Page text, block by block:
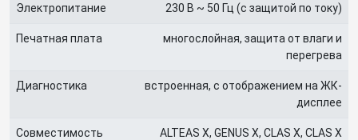
Электропитание 230 В ~ 50 Гц (с защитой по току)
Печатная плата
многослойная, защита от влаги и
перегрева
Диагностика
встроенная, с отображением на ЖК-
дисплее
Совместимость
ALTEAS X, GENUS X, CLAS X, CLAS X